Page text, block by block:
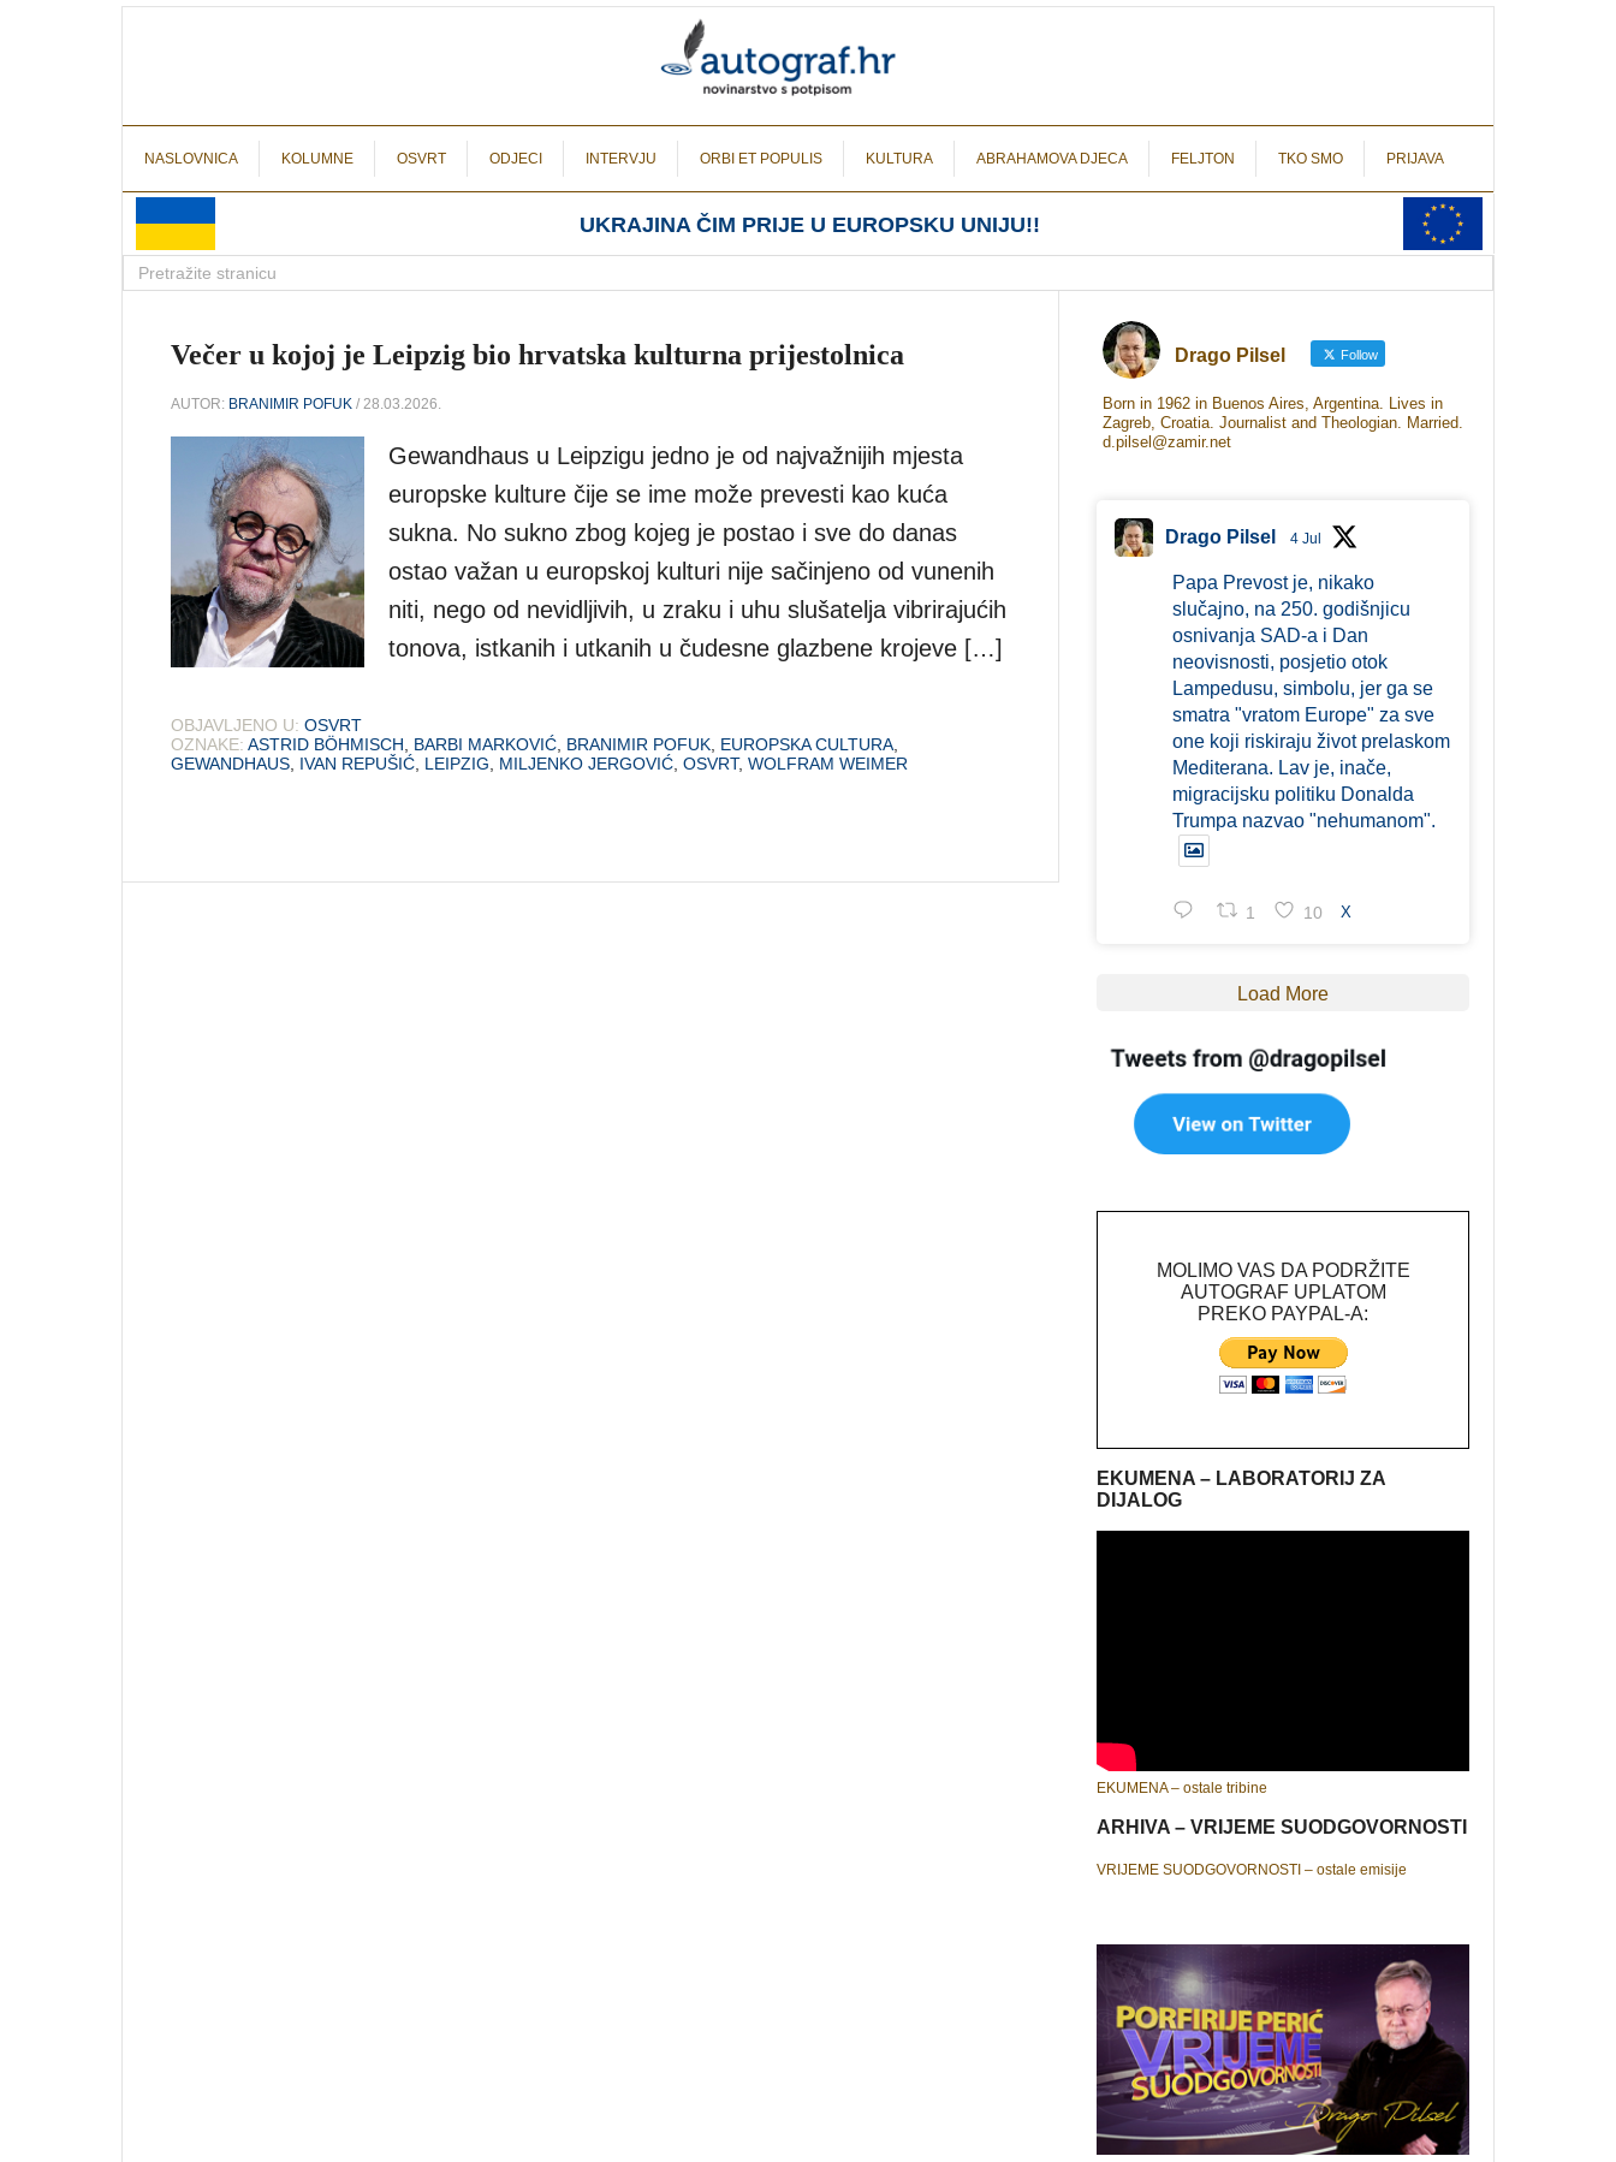
NASLOVNICA KOLUMNE OSVRT ODJECI INTERVJU ORBI ET POPULIS KULTURA ABRAHAMOVA DJECA FELJTON TKO SMO PRIJAVA
UKRAJINA ČIM PRIJE U EUROPSKU UNIJU!!
Večer u kojoj je Leipzig bio hrvatska kulturna prijestolnica
AUTOR: BRANIMIR POFUK / 28.03.2026.
Gewandhaus u Leipzigu jedno je od najvažnijih mjesta
europske kulture čije se ime može prevesti kao kuća
sukna. No sukno zbog kojeg je postao i sve do danas
ostao važan u europskoj kulturi nije sačinjeno od vunenih
niti, nego od nevidljivih, u zraku i uhu slušatelja vibrirajućih
tonova, istkanih i utkanih u čudesne glazbene krojeve […]
OBJAVLJENO U: OSVRT
OZNAKE: ASTRID BÖHMISCH BARBI MARKOVIĆ BRANIMIR POFUK EUROPSKA CULTURA
GEWANDHAUS IVAN REPUŠIĆ LEIPZIG MILJENKO JERGOVIĆ OSVRT, WOLFRAM WEIMER
Drago Pilsel Follow
Born in 1962 in Buenos Aires, Argentina. Lives in
Zagreb, Croatia. Journalist and Theologian. Married.
d.pilsel@zamir.net
Drago Pilsel 4 Jul
Papa Prevost je, nikako
slučajno, na 250. godišnjicu
osnivanja SAD-a i Dan
neovisnosti, posjetio otok
Lampedusu, simbolu, jer ga se
smatra "vratom Europe" za sve
one koji riskiraju život prelaskom
Mediterana. Lav je, inače,
migracijsku politiku Donalda
Trumpa nazvao "nehumanom".
1 10 X
Load More
MOLIMO VAS DA PODRŽITE
AUTOGRAF UPLATOM
PREKO PAYPAL-A:
EKUMENA – LABORATORIJ ZA
DIJALOG
EKUMENA – ostale tribine
ARHIVA – VRIJEME SUODGOVORNOSTI
VRIJEME SUODGOVORNOSTI – ostale emisije